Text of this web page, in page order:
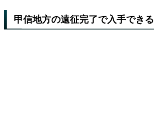
甲信地方の遠征完了で入手できる